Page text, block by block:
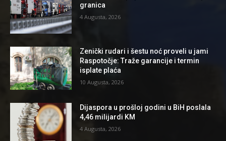
granica
4 Augusta, 2026
Zenički rudari i šestu noć proveli u jami
Raspotočje: Traže garancije i termin
isplate plaća
10 Augusta, 2026
Dijaspora u prošloj godini u BiH poslala
4,46 milijardi KM
4 Augusta, 2026